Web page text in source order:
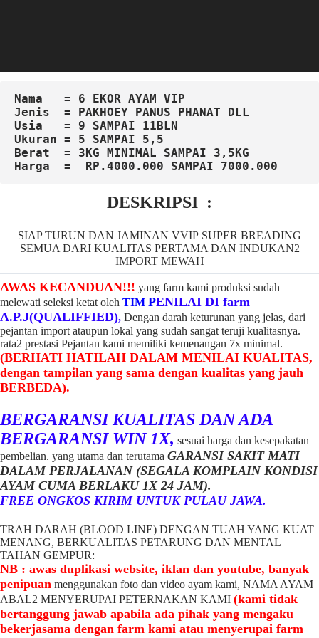
Nama   = 6 EKOR AYAM VIP
Jenis = PAKHOEY PANUS PHANAT DLL
Usia   = 9 SAMPAI 11BLN
Ukuran = 5 SAMPAI 5,5
Berat  = 3KG MINIMAL SAMPAI 3,5KG
Harga  =
RP.4000.000 SAMPAI 7000.000
DESKRIPSI :
SIAP TURUN DAN JAMINAN VVIP SUPER BREADING
SEMUA DARI KUALITAS PERTAMA DAN INDUKAN2
IMPORT MEWAH
AWAS KECANDUAN!!! yang farm kami produksi sudah
melewati seleksi ketat oleh TIM PENILAI DI farm
A.P.J(QUALIFFIED), Dengan darah keturunan yang jelas, dari
pejantan import ataupun lokal yang sudah sangat teruji kualitasnya.
rata2 prestasi Pejantan kami memiliki kemenangan 7x minimal.
(BERHATI HATILAH DALAM MENILAI KUALITAS,
dengan tampilan yang sama dengan kualitas yang jauh
BERBEDA).
BERGARANSI KUALITAS DAN ADA
BERGARANSI WIN 1X, sesuai harga dan kesepakatan
pembelian. yang utama dan terutama GARANSI SAKIT MATI
DALAM PERJALANAN (SEGALA KOMPLAIN KONDISI
AYAM CUMA BERLAKU 1X 24 JAM).
FREE ONGKOS KIRIM UNTUK PULAU JAWA.
TRAH DARAH (BLOOD LINE) DENGAN TUAH YANG KUAT
MENANG, BERKUALITAS PETARUNG DAN MENTAL
TAHAN GEMPUR:
NB : awas duplikasi website, iklan dan youtube, banyak
penipuan menggunakan foto dan video ayam kami, NAMA AYAM
ABAL2 MENYERUPAI PETERNAKAN KAMI (kami tidak
bertanggung jawab apabila ada pihak yang mengaku
bekerjasama dengan farm kami atau menyerupai farm